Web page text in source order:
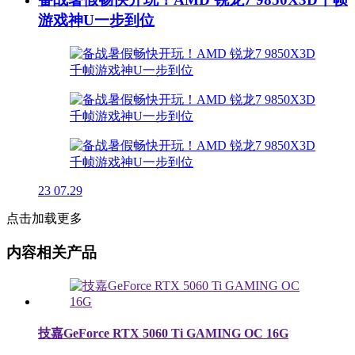
游戏神U一步到位
23 07.29
点击加载更多
内容相关产品
技嘉GeForce RTX 5060 Ti GAMING OC 16G